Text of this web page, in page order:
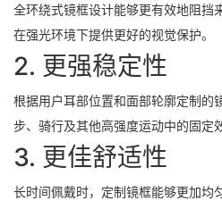
全环绕式镜框设计能够更有效地阻挡
在强光环境下提供更好的视觉保护。
2. 更强稳定性
根据用户耳部位置和面部轮廓定制的
步、骑行及其他高强度运动中的固定
3. 更佳舒适性
长时间佩戴时，定制镜框能够更加均